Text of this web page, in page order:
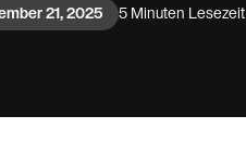
21, 2025 5 Minuten Lesezeit